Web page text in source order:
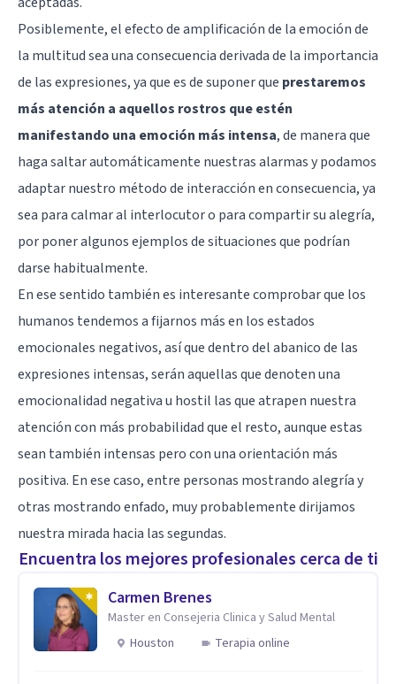
Posiblemente, el efecto de amplificación de la emoción de
la multitud sea una consecuencia derivada de la importancia
de las expresiones, ya que es de suponer que prestaremos
más atención a aquellos rostros que estén
manifestando una emoción más intensa, de manera que
haga saltar automáticamente nuestras alarmas y podamos
adaptar nuestro método de interacción en consecuencia, ya
sea para calmar al interlocutor o para compartir su alegría,
por poner algunos ejemplos de situaciones que podrían
darse habitualmente.
En ese sentido también es interesante comprobar que los
humanos tendemos a fijarnos más en los estados
emocionales negativos, así que dentro del abanico de las
expresiones intensas, serán aquellas que denoten una
emocionalidad negativa u hostil las que atrapen nuestra
atención con más probabilidad que el resto, aunque estas
sean también intensas pero con una orientación más
positiva. En ese caso, entre personas mostrando alegría y
otras mostrando enfado, muy probablemente dirijamos
nuestra mirada hacia las segundas.
Encuentra los mejores profesionales cerca de ti
Carmen Brenes
Master en Consejeria Clinica y Salud Mental
Houston
Terapia online